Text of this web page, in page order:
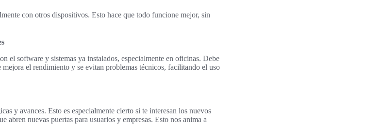
con otros dispositivos. Esto hace que todo funcione mejor, sin
el software y sistemas ya instalados, especialmente en oficinas. Debe
mejora el rendimiento y se evitan problemas técnicos, facilitando el uso
y avances. Esto es especialmente cierto si te interesan los nuevos
abren nuevas puertas para usuarios y empresas. Esto nos anima a